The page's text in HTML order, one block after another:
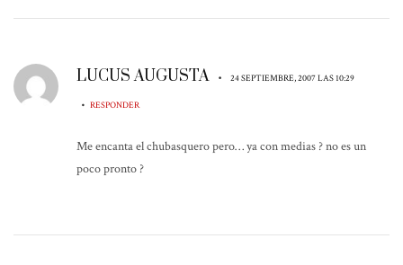
LUCUS AUGUSTA • 24 SEPTIEMBRE, 2007 LAS 10:29
• RESPONDER
Me encanta el chubasquero pero… ya con medias ? no es un
poco pronto ?